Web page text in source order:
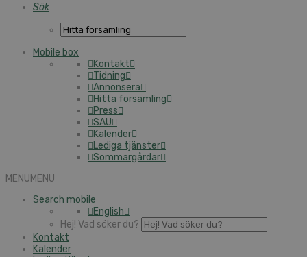
Sök
Mobile box
Kontakt
Tidning
Annonsera
Hitta församling
Press
SAU
Kalender
Lediga tjänster
Sommargårdar
MENUMENU
Search mobile
English
Hej! Vad söker du?
Kontakt
Kalender